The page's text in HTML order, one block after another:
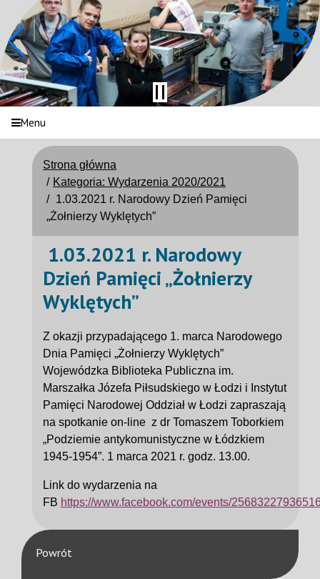
Menu
Strona główna
Kategoria: Wydarzenia 2020/2021
1.03.2021 r. Narodowy Dzień Pamięci
„Żołnierzy Wyklętych”
1.03.2021 r. Narodowy
Dzień Pamięci „Żołnierzy
Wyklętych”
Z okazji przypadającego 1. marca Narodowego
Dnia Pamięci „Żołnierzy Wyklętych”
Wojewódzka Biblioteka Publiczna im.
Marszałka Józefa Piłsudskiego w Łodzi i Instytut
Pamięci Narodowej Oddział w Łodzi zapraszają
na spotkanie on-line z dr Tomaszem Toborkiem
„Podziemie antykomunistyczne w Łódzkiem
1945-1954”. 1 marca 2021 r. godz. 13.00.
Link do wydarzenia na
FB https://www.facebook.com/events/
Powrót